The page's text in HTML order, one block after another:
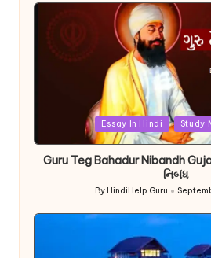
Essay In Hindi Study
Guru Teg Bahadur Nibandh
નિબંધ
Posted
by
By HindiHelp Guru